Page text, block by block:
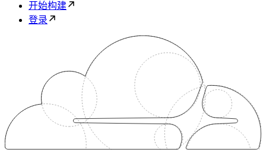
开始构建
登录